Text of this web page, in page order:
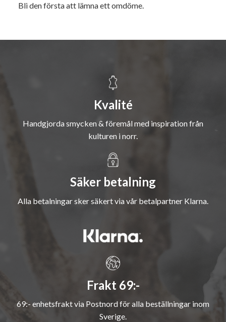
Bli den första att lämna ett omdöme.
Kvalité
Handgjorda smycken & föremål med inspiration från
kulturen i norr.
Säker betalning
Alla betalningar sker säkert via vår betalpartner Klarna.
Frakt 69:-
69:- enhetsfrakt via Postnord för alla beställningar inom
Sverige.